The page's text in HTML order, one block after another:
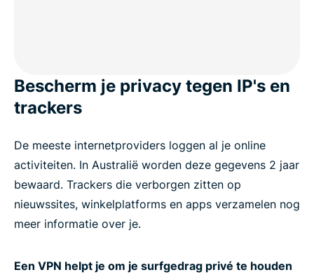
Wat mensen zeggen over ExpressVPN voor
Veelgestelde vragen: Over VPN's in Australië
Privacy op internet in Australië
gebruikers
Bescherm je privacy tegen IP's en
trackers
De meeste internetproviders loggen al je online
activiteiten. In Australië worden deze gegevens 2 jaar
bewaard. Trackers die verborgen zitten op
nieuwssites, winkelplatforms en apps verzamelen nog
meer informatie over je.
Een VPN helpt je om je surfgedrag privé te houden